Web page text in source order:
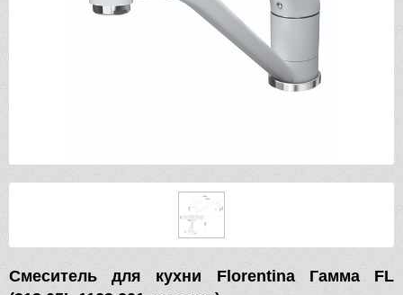
Смеситель для кухни Florentina Гамма FL